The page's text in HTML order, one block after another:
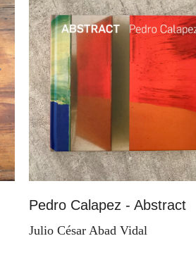
Pedro Calapez - Abstract
Julio César Abad Vidal